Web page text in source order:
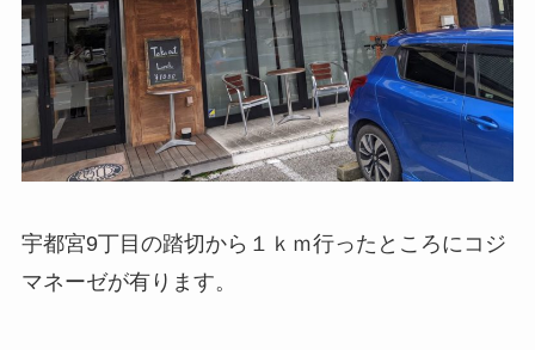
宇都宮9丁目の踏切から１ｋｍ行ったところにコジ
マネーゼが有ります。